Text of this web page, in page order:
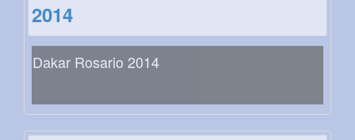
2014
Dakar Rosario 2014